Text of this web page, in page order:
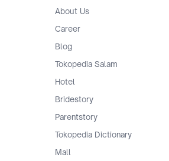
About Us
Career
Blog
Tokopedia Salam
Hotel
Bridestory
Parentstory
Tokopedia Dictionary
Mall